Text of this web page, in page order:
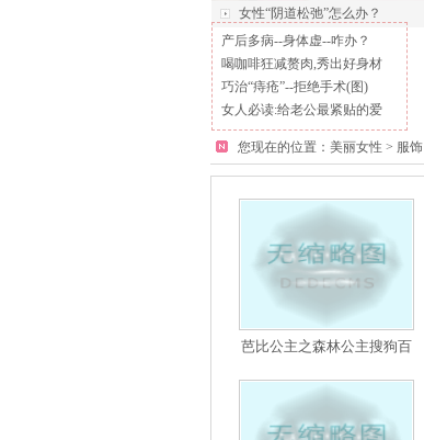
女性“阴道松弛”怎么办？
产后多病--身体虚--咋办？
喝咖啡狂减赘肉,秀出好身材
巧治“痔疮”--拒绝手术(图)
女人必读:给老公最紧贴的爱
您现在的位置： 美丽女性 > 服饰
芭比公主之森林公主搜狗百